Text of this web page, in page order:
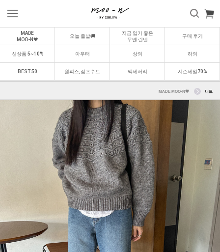
MADE
MOO-N🖤
오늘 출발🚚
지금 입기 좋은
무엔 린넨
구매 후기
신상품 5~10% 아우터 상의 하의
BEST 50 원피스,점프수트 액세서리 시즌세일70%
MADE MOO-N🖤 니트